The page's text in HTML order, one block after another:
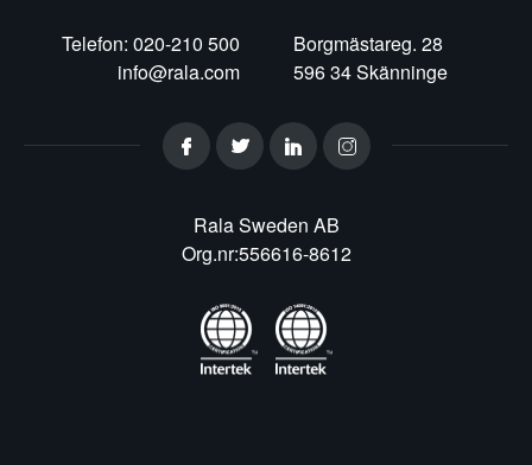
Telefon: 020-210 500
info@rala.com
Borgmästareg. 28
596 34 Skänninge
Rala Sweden AB
Org.nr:556616-8612